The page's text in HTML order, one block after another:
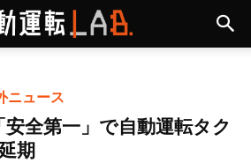
ニュース
全第一」で自動運転タク
期